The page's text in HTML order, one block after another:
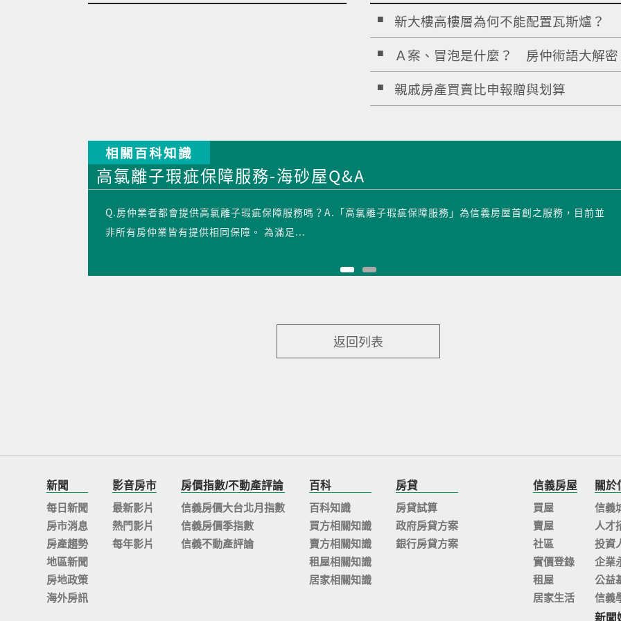
新大樓高樓層為何不能配置瓦斯爐？
Ａ案、冒泡是什麼？ 房仲術語大解密
親戚房產買賣比申報贈與划算
相關百科知識
高氯離子瑕疵保障服務-海砂屋Q&A
Q.房仲業者都會提供高氯離子瑕疵保障服務嗎？A.「高氯離子瑕疵保障服務」為信義房屋首創之服務，目前並
非所有房仲業皆有提供相同保障。 為滿足...
返回列表
新聞
每日新聞
房市消息
房產趨勢
地區新聞
房地政策
海外房訊
影音房市
最新影片
熱門影片
每年影片
房價指數/不動產評論
信義房價大台北月指數
信義房價季指數
信義不動產評論
百科
百科知識
買方相關知識
賣方相關知識
租屋相關知識
居家相關知識
房貸
房貸試算
政府房貸方案
銀行房貸方案
信義房屋
買屋
賣屋
社區
實價登錄
租屋
居家生活
關於
信義
人才
投資
企業
公益
信義
新聞